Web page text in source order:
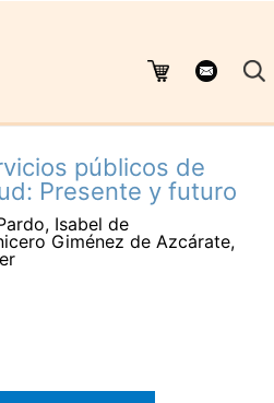
públicos de
Presente y futuro
Isabel de
Giménez de Azcárate,